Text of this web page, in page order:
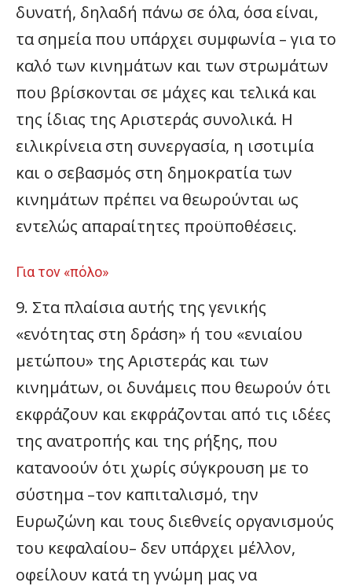
δυνατή, δηλαδή πάνω σε όλα, όσα είναι,
τα σημεία που υπάρχει συμφωνία – για το
καλό των κινημάτων και των στρωμάτων
που βρίσκονται σε μάχες και τελικά και
της ίδιας της Αριστεράς συνολικά. Η
ειλικρίνεια στη συνεργασία, η ισοτιμία
και ο σεβασμός στη δημοκρατία των
κινημάτων πρέπει να θεωρούνται ως
εντελώς απαραίτητες προϋποθέσεις.
Για τον «πόλο»
9. Στα πλαίσια αυτής της γενικής
«ενότητας στη δράση» ή του «ενιαίου
μετώπου» της Αριστεράς και των
κινημάτων, οι δυνάμεις που θεωρούν ότι
εκφράζουν και εκφράζονται από τις ιδέες
της ανατροπής και της ρήξης, που
κατανοούν ότι χωρίς σύγκρουση με το
σύστημα –τον καπιταλισμό, την
Ευρωζώνη και τους διεθνείς οργανισμούς
του κεφαλαίου– δεν υπάρχει μέλλον,
οφείλουν κατά τη γνώμη μας να